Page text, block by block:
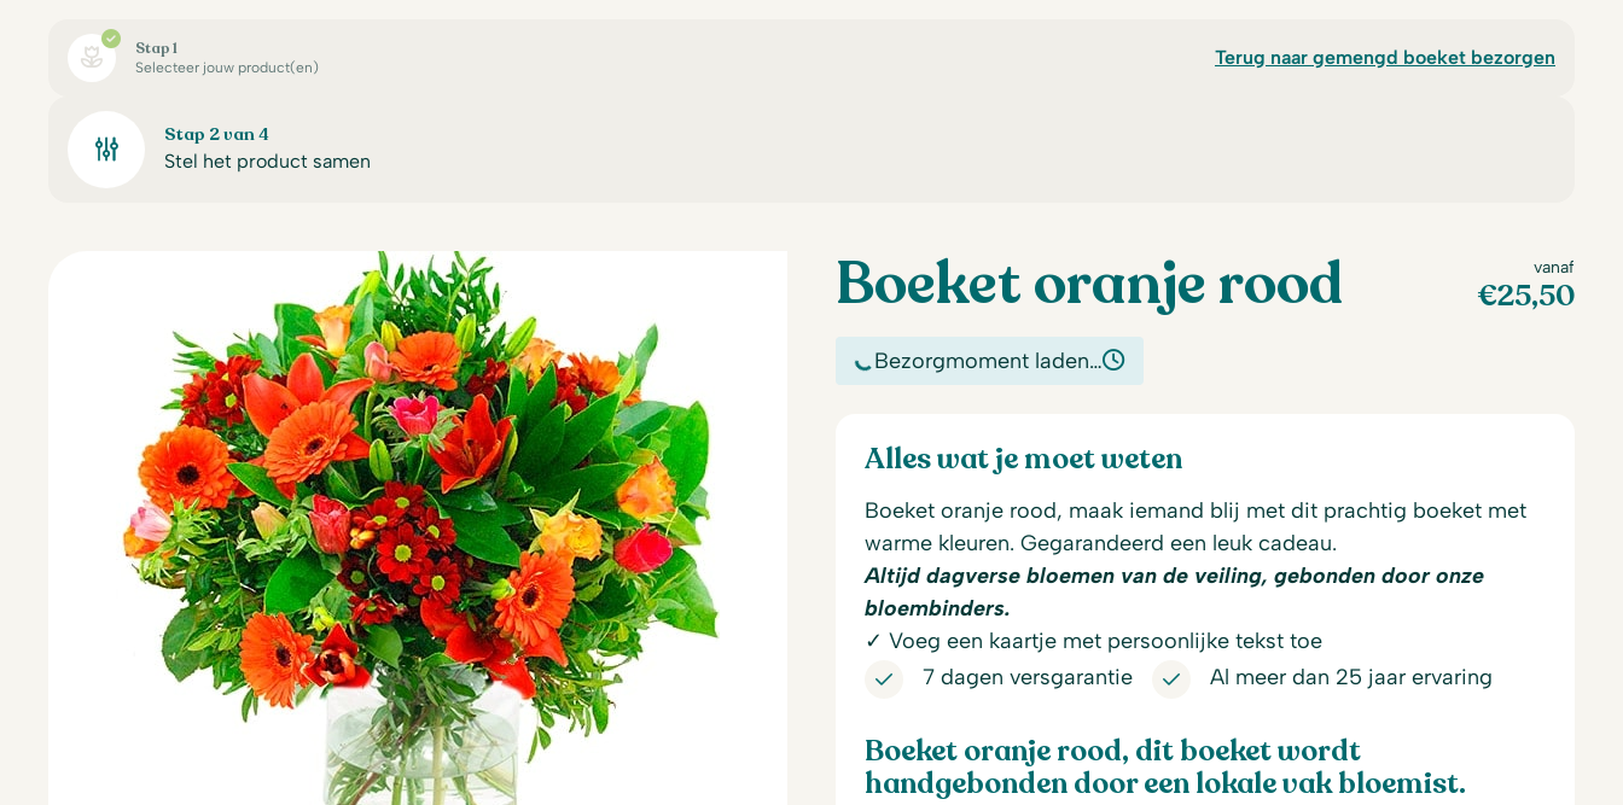
Stap 1
Selecteer jouw product(en) Terug naar gemengd boeket bezorgen
Stap 2 van 4
Stel het product samen
Boeket oranje rood vanaf
€25,50
Bezorgmoment laden…
Alles wat je moet weten
Boeket oranje rood, maak iemand blij met dit prachtig boeket met
warme kleuren. Gegarandeerd een leuk cadeau.
Altijd dagverse bloemen van de veiling, gebonden door onze
bloembinders.
✓ Voeg een kaartje met persoonlijke tekst toe
7 dagen versgarantie
Al meer dan 25 jaar ervaring
Boeket oranje rood, dit boeket wordt
handgebonden door een lokale vak bloemist.